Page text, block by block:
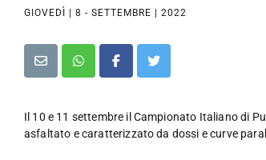
GIOVEDÌ | 8 - SETTEMBRE | 2022
Il 10 e 11 settembre il Campionato Italiano di
asfaltato e caratterizzato da dossi e curve